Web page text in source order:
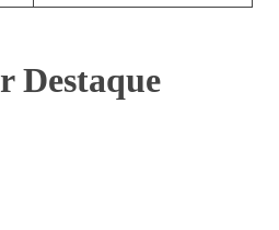
Destaque